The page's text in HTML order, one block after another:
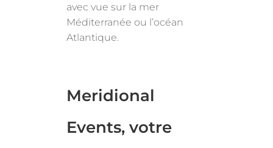
avec vue sur la mer
Méditerranée ou l’océan
Atlantique.
Meridional
Events, votre